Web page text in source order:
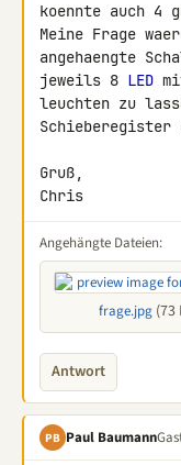
koennte auch 4
Meine Frage
angehaengte
jeweils 8 LED
leuchten zu
Schieberegister
Gruß,
Chris
Angehängte Dateien:
frage.jpg (73
Antwort
PB Paul Baumann